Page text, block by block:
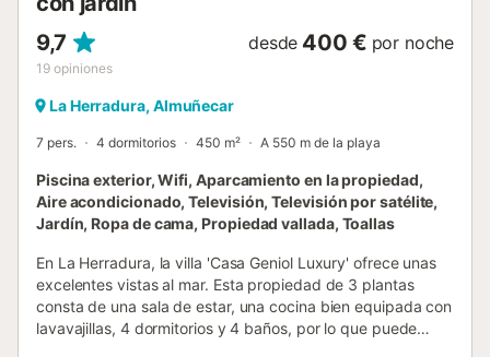
9,7
19 opiniones
desde 400 € por noche
La Herradura, Almuñecar
7 pers. 4 dormitorios 450 m² A 550 m de la playa
Piscina exterior, Wifi, Aparcamiento en la propiedad,
Aire acondicionado, Televisión, Televisión por satélite,
Jardín, Ropa de cama, Propiedad vallada, Toallas
En La Herradura, la villa 'Casa Geniol Luxury' ofrece unas
excelentes vistas al mar. Esta propiedad de 3 plantas
consta de una sala de estar, una cocina bien equipada con
lavavajillas, 4 dormitorios y 4 baños, por lo que puede